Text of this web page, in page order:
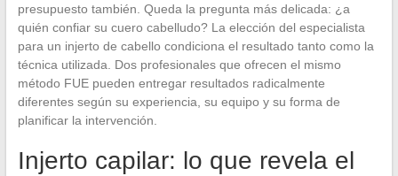
presupuesto también. Queda la pregunta más delicada: ¿a
quién confiar su cuero cabelludo? La elección del especialista
para un injerto de cabello condiciona el resultado tanto como la
técnica utilizada. Dos profesionales que ofrecen el mismo
método FUE pueden entregar resultados radicalmente
diferentes según su experiencia, su equipo y su forma de
planificar la intervención.
Injerto capilar: lo que revela el